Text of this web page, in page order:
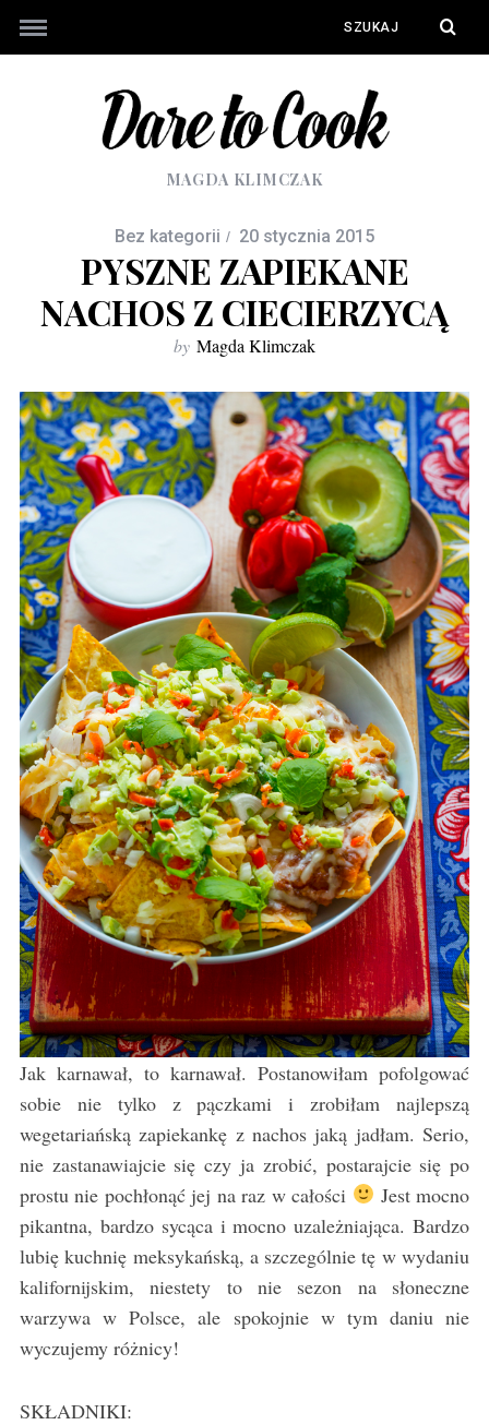
MAGDA KLIMCZAK
Bez kategorii 20 stycznia 2015
PYSZNE ZAPIEKANE
NACHOS Z CIECIERZYCĄ
by Magda Klimczak
Jak karnawał, to karnawał. Postanowiłam pofolgować
sobie nie tylko z pączkami i zrobiłam najlepszą
wegetariańską zapiekankę z nachos jaką jadłam. Serio,
nie zastanawiajcie się czy ja zrobić, postarajcie się po
prostu nie pochłonąć jej na raz w całości
Jest mocno
pikantna, bardzo sycąca i mocno uzależniająca. Bardzo
lubię kuchnię meksykańską, a szczególnie tę w wydaniu
kalifornijskim, niestety to nie sezon na słoneczne
warzywa w Polsce, ale spokojnie w tym daniu nie
wyczujemy różnicy!
SKŁADNIKI: